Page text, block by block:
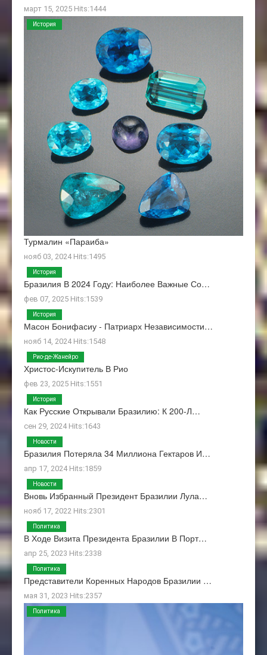
март 15, 2025 Hits:1444
Турмалин «Параиба»
нояб 03, 2024 Hits:1495
История
Бразилия В 2024 Году: Наиболее Важные Со…
фев 07, 2025 Hits:1539
История
Масон Бонифасиу - Патриарх Независимости…
нояб 14, 2024 Hits:1548
История
Христос-Искупитель В Рио
фев 23, 2025 Hits:1551
Рио-де-Жанейро
Как Русские Открывали Бразилию: К 200-Л…
сен 29, 2024 Hits:1643
История
Бразилия Потеряла 34 Миллиона Гектаров И…
апр 17, 2024 Hits:1859
Новости
Вновь Избранный Президент Бразилии Лула…
нояб 17, 2022 Hits:2301
Новости
В Ходе Визита Президента Бразилии В Порт…
апр 25, 2023 Hits:2338
Политика
Представители Коренных Народов Бразилии …
мая 31, 2023 Hits:2357
Политика
Политика